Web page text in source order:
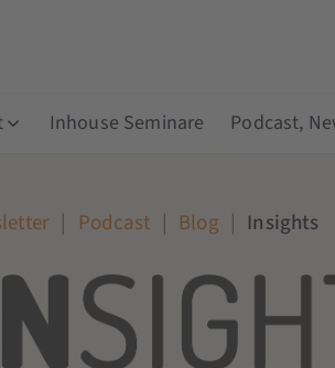
Inhouse Seminare Podcast,
| Podcast | Blog | Insights